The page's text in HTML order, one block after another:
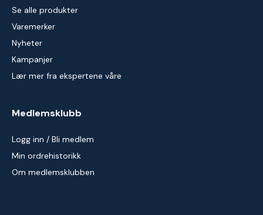
Se alle produkter
Varemerker
Nyheter
Kampanjer
Lær mer fra ekspertene våre
Medlemsklubb
Logg inn / Bli medlem
Min ordrehistorikk
Om medlemsklubben